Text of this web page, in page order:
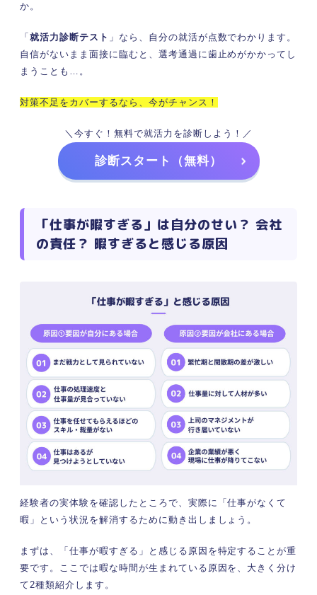
か。
「 就活力診断テスト 」なら、自分の就活が点数でわかります。
自信がないまま面接に臨むと、選考通過に歯止めがかかってし
まうことも…。
対策不足をカバーするなら、今がチャンス！
＼今すぐ！無料で就活力を診断しよう！／
診断スタート（無料）
「仕事が暇すぎる」は自分のせい？ 会社
の責任？ 暇すぎると感じる原因
経験者の実体験を確認したところで、実際に「仕事がなくて
暇」という状況を解消するために動き出しましょう。
まずは、「仕事が暇すぎる」と感じる原因を特定することが重
要です。ここでは暇な時間が生まれている原因を、大きく分け
て2種類紹介します。